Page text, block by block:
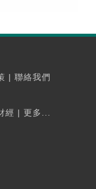
| 聯絡我們
經 | 更多...